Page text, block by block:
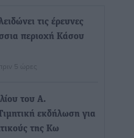
τις έρευνες
περιοχή Κάσου
5 ώρες
του Α.
εκδήλωση για
της Κω